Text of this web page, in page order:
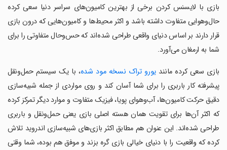
بازی با لایسنس کردن برخی از بهترین کامیون‌های سراسر دنیا سعی کرده
حال‌وهوایی متفاوت داشته باشد و اکثر محیط‌ها و کامیون‌هایی که درون بازی
قرار دارند بر اساس دنیای واقعی طراحی شده‌اند که حس‌وحال متفاوتی را برای
شما به ارمغان می‌آورد.
بازی سعی کرده مانند یورو تراک نسخه مود شده، با یک سیستم حمل‌ونقل
پیشرفته کار باربری را برای شما آسان کند و روی مواردی از جمله شبیه‌سازی
دقیق حرکت کامیون‌ها، آب‌وهوای پویا، فیزیک متفاوت و موارد دیگر تمرکز کرده
که اکثر آن‌ها برای تقویت همان هسته اصلی بازی یعنی حمل‌ونقل و باربری
طراحی شده‌اند. این عنوان هم مطابق اکثر بازی‌های شبیه‌سازی اندروید تلاش
کرده که واقعیت را با دنیای خیالی بازی گره بزند و موفق هم بوده، شما وقتی